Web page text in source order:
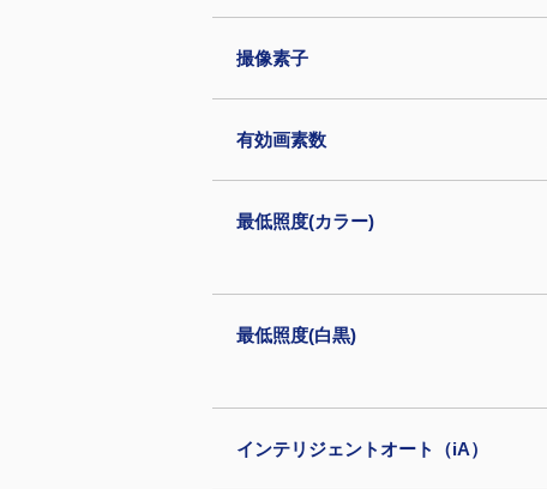
撮像素子
有効画素数
最低照度(カラー)
最低照度(白黒)
インテリジェントオート（iA）